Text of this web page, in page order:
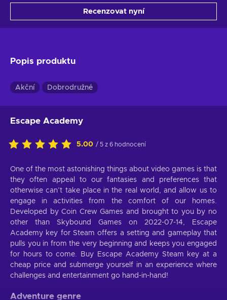
Recenzovat nyní
Popis produktu
Akční Dobrodružné
Escape Academy
5.00 / 5 z 6 hodnocení
One of the most astonishing things about video games is that
they often appeal to our fantasies and preferences that
otherwise can’t take place in the real world, and allow us to
engage in activities from the comfort of our homes.
Developed by Coin Crew Games and brought to you by no
other than Skybound Games on 2022-07-14, Escape
Academy key for Steam offers a setting and gameplay that
pulls you in from the very beginning and keeps you engaged
for hours to come. Buy Escape Academy Steam key at a
cheap price and submerge yourself in an experience where
challenges and entertainment go hand-in-hand!
Adventure genre